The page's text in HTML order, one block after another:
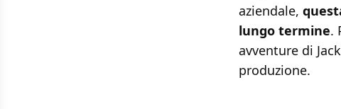
aziendale,
lungo termine.
avventure di
produzione.